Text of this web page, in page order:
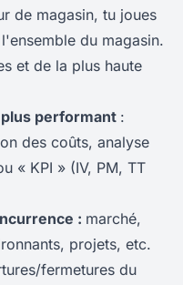
de magasin, tu joues
du magasin.
et de la plus haute
performant :
des coûts, analyse
« KPI » (IV, PM, TT
: marché,
projets, etc.
fermetures du